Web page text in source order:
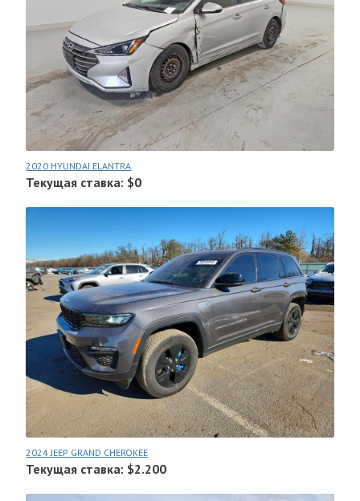
2020 HYUNDAI ELANTRA
Текущая ставка: $0
2024 JEEP GRAND CHEROKEE
Текущая ставка: $2.200